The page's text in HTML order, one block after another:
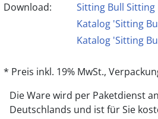
Download:
Sitting Bull
Katalog 'Sitting
Katalog 'Sitting
* Preis inkl. 19% MwSt.,
Die Ware wird per Paketdienst
Deutschlands und ist für Sie